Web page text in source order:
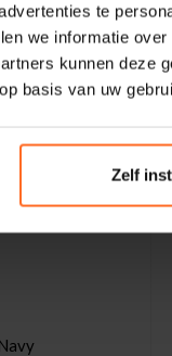
te
we informatie
kunnen deze
basis van uw
Zelf